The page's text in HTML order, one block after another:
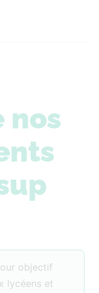
nos
objectif
lycéens et